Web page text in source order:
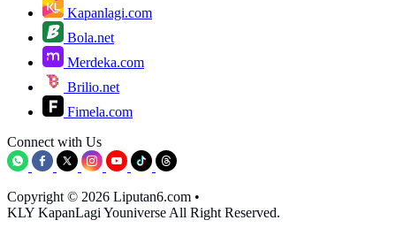
Kapanlagi.com
Bola.net
Merdeka.com
Brilio.net
Fimela.com
Connect with Us
Copyright © 2026 Liputan6.com •
KLY KapanLagi Youniverse All Right Reserved.